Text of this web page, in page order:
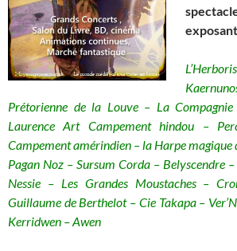
Prétorienne de la Louve – La
Laurence Art Campement hindou –
Campement amérindien – la Harpe magique
Pagan Noz – Sursum Corda – Belyscendre
Nessie – Les Grandes Moustaches –
Guillaume de Berthelot – Cie Takapa –
Kerridwen – Awen